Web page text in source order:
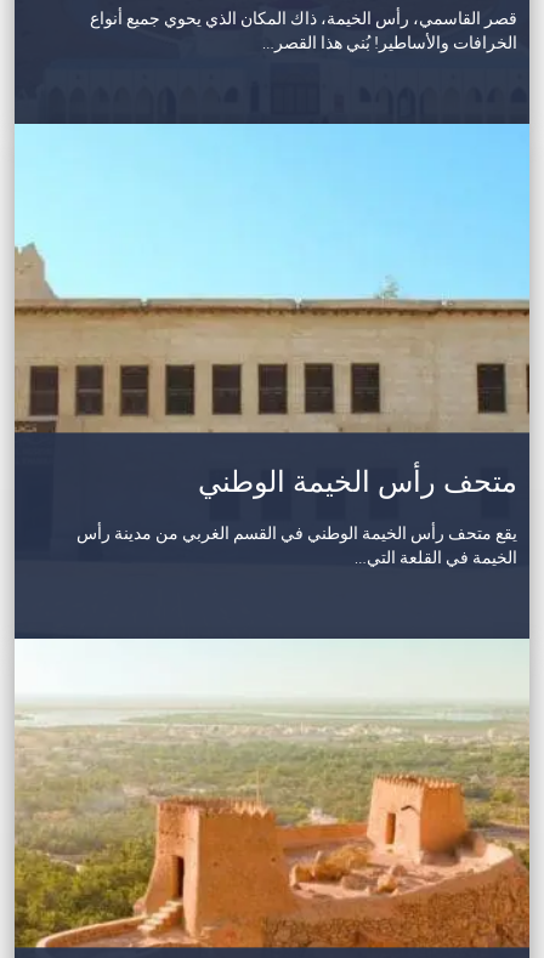
قصر القاسمي، رأس الخيمة، ذاك المكان الذي يحوي جميع أنواع
الخرافات والأساطير! بُني هذا القصر…
متحف رأس الخيمة الوطني
يقع متحف رأس الخيمة الوطني في القسم الغربي من مدينة رأس
الخيمة في القلعة التي…